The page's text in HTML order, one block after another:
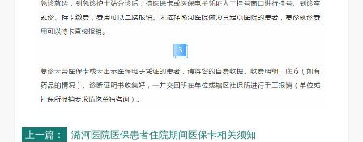
上一篇： 潞河医院医保患者住院期间医保卡相关须知